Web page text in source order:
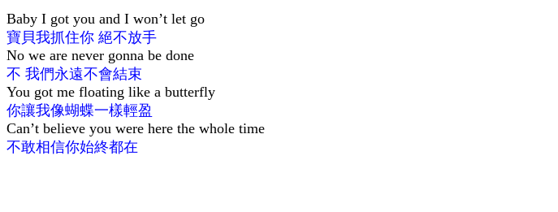
Baby I got you and I won’t let go
寶貝我抓住你 絕不放手
No we are never gonna be done
不 我們永遠不會結束
You got me floating like a butterfly
你讓我像蝴蝶一樣輕盈
Can’t believe you were here the whole time
不敢相信你始終都在